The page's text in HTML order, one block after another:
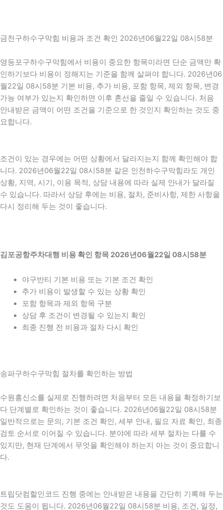
금천구하수구막힘 비용과 조건 확인 2026년06월22일 08시58분
영등포구하수구막힘에서 비용이 중요한 항목이라면 단순 금액만 확
인하기보다 비용이 정해지는 기준을 함께 살펴야 합니다. 2026년06
월22일 08시58분 기본 비용, 추가 비용, 포함 항목, 제외 항목, 변경
가능 여부가 있는지 확인하면 이후 혼선을 줄일 수 있습니다. 처음
안내받은 금액이 어떤 조건을 기준으로 한 것인지 확인하는 것도 중
요합니다.
조건이 있는 경우에는 어떤 상황에서 달라지는지 함께 확인해야 합
니다. 2026년06월22일 08시58분 같은 인천하수구막힘라도 개인
상황, 지역, 시기, 이용 목적, 상담 내용에 따라 실제 안내가 달라질
수 있습니다. 따라서 상담 후에는 비용, 절차, 준비사항, 제한 사항을
다시 정리해 두는 것이 좋습니다.
김포공항주차대행 비용 확인 항목 2026년06월22일 08시58분
야구반티 기본 비용 또는 기본 조건 확인
추가 비용이 발생할 수 있는 상황 확인
포함 항목과 제외 항목 구분
상담 후 조건이 변경될 수 있는지 확인
최종 진행 전 비용과 절차 다시 확인
송파구하수구막힘 절차를 확인하는 방법
수원흥신소를 실제로 진행하려면 처음부터 모든 내용을 확정하기보
다 단계별로 확인하는 것이 좋습니다. 2026년06월22일 08시58분
일반적으로는 문의, 기본 조건 확인, 세부 안내, 필요 자료 확인, 최종
검토 순서로 이어질 수 있습니다. 분야에 따라 세부 절차는 다를 수
있지만, 현재 단계에서 무엇을 확인해야 하는지 아는 것이 중요합니
다.
트립닷컴할인코드 진행 중에는 안내받은 내용을 간단히 기록해 두는
것도 도움이 됩니다. 2026년06월22일 08시58분 비용, 조건, 일정,